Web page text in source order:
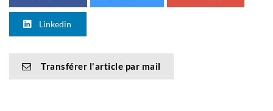
Linkedin
Transférer l'article par mail